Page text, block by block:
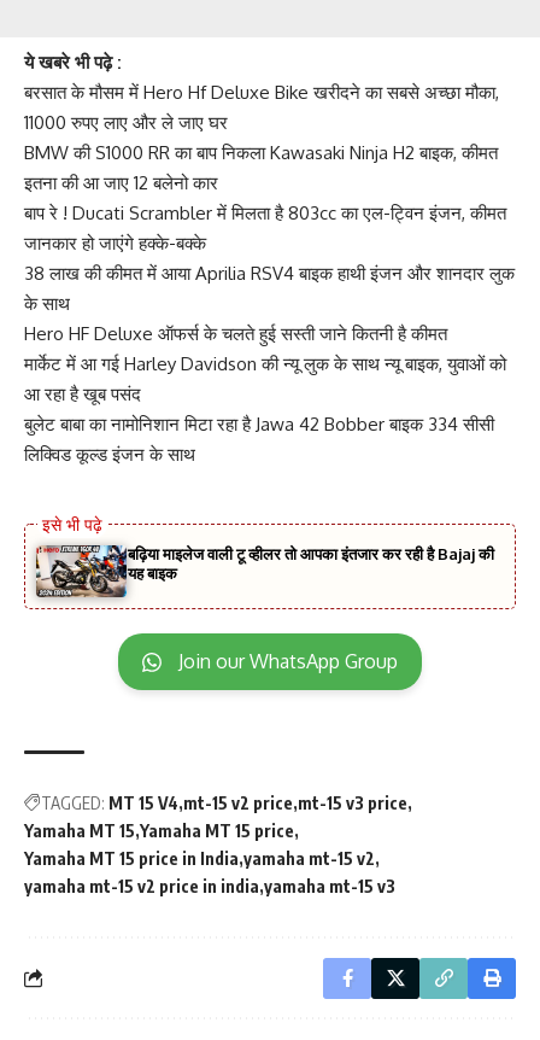
ये खबरे भी पढ़े :
बरसात के मौसम में Hero Hf Deluxe Bike खरीदने का सबसे अच्छा मौका,
11000 रुपए लाए और ले जाए घर
BMW की S1000 RR का बाप निकला Kawasaki Ninja H2 बाइक, कीमत
इतना की आ जाए 12 बलेनो कार
बाप रे ! Ducati Scrambler में मिलता है 803cc का एल-ट्विन इंजन, कीमत
जानकार हो जाएंगे हक्के-बक्के
38 लाख की कीमत में आया Aprilia RSV4 बाइक हाथी इंजन और शानदार लुक
के साथ
Hero HF Deluxe ऑफर्स के चलते हुई सस्ती जाने कितनी है कीमत
मार्केट में आ गई Harley Davidson की न्यू लुक के साथ न्यू बाइक, युवाओं को
आ रहा है खूब पसंद
बुलेट बाबा का नामोनिशान मिटा रहा है Jawa 42 Bobber बाइक 334 सीसी
लिक्विड कूल्ड इंजन के साथ
बढ़िया माइलेज वाली टू व्हीलर तो आपका इंतजार कर रही है Bajaj की
यह बाइक
Join our WhatsApp Group
TAGGED: MT 15 V4 mt-15 v2 price mt-15 v3 price
Yamaha MT 15 Yamaha MT 15 price
Yamaha MT 15 price in India yamaha mt-15 v2
yamaha mt-15 v2 price in india yamaha mt-15 v3